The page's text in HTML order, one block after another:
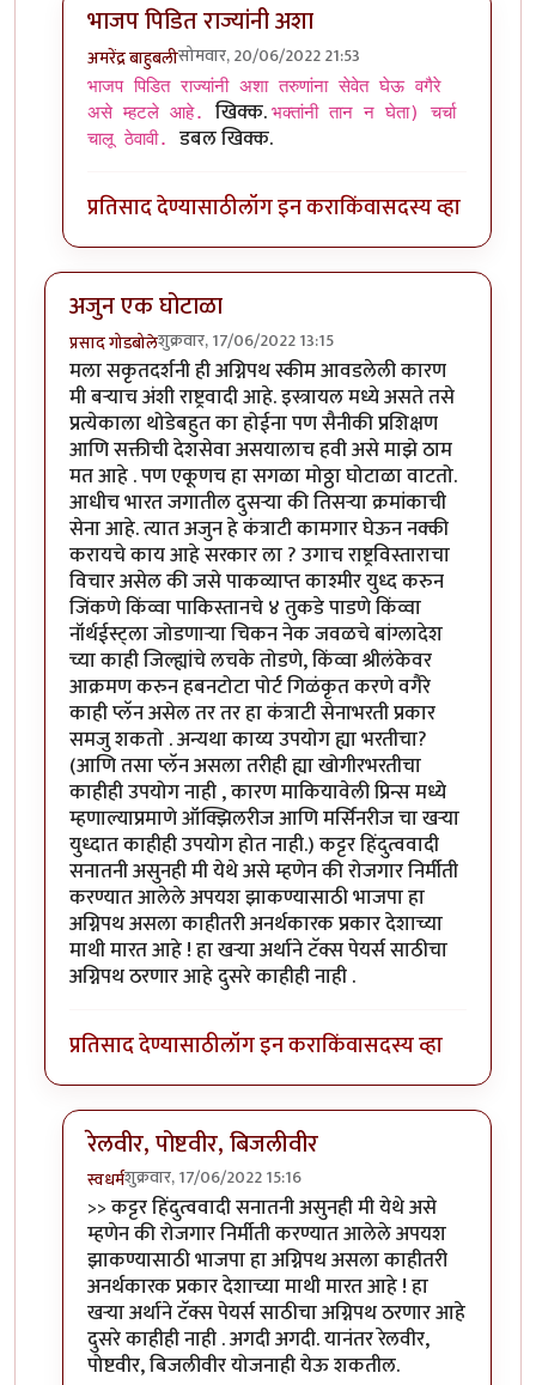
भाजप पिडित राज्यांनी अशा
अमरेंद्र बाहुबलीसोमवार, 20/06/2022 21:53
In reply to सरकारचं डोकं ठिकाणावर नाही.by
भाजप पिडित राज्यांनी अशा तरुणांना सेवेत घेऊ वगैरे
असे म्हटले आहे. खिक्क. भक्तांनी तान न घेता) चर्चा
चालू ठेवावी. डबल खिक्क.
प्रतिसाद देण्यासाठीलॉग इन कराकिंवासदस्य व्हा
अजुन एक घोटाळा
प्रसाद गोडबोलेशुक्रवार, 17/06/2022 13:15
मला सकृतदर्शनी ही अग्निपथ स्कीम आवडलेली कारण
मी बर्‍याच अंशी राष्ट्रवादी आहे. इस्त्रायल मध्ये असते तसे
प्रत्येकाला थोडेबहुत का होईना पण सैनीकी प्रशिक्षण
आणि सक्तीची देशसेवा असयालाच हवी असे माझे ठाम
मत आहे . पण एकूणच हा सगळा मोठ्ठा घोटाळा वाटतो.
आधीच भारत जगातील दुसर्‍या की तिसर्‍या क्रमांकाची
सेना आहे. त्यात अजुन हे कंत्राटी कामगार घेऊन नक्की
करायचे काय आहे सरकार ला ? उगाच राष्ट्रविस्ताराचा
विचार असेल की जसे पाकव्याप्त काश्मीर युध्द करुन
जिंकणे किंव्वा पाकिस्तानचे ४ तुकडे पाडणे किंव्वा
नॉर्थईस्ट्ला जोडणार्‍या चिकन नेक जवळचे बांग्लादेश
च्या काही जिल्ह्यांचे लचके तोडणे, किंव्वा श्रीलंकेवर
आक्रमण करुन हबनटोटा पोर्ट गिळंकृत करणे वगैरे
काही प्लॅन असेल तर तर हा कंत्राटी सेनाभरती प्रकार
समजु शकतो . अन्यथा काय्य उपयोग ह्या भरतीचा?
(आणि तसा प्लॅन असला तरीही ह्या खोगीरभरतीचा
काहीही उपयोग नाही , कारण माकियावेली प्रिन्स मध्ये
म्हणाल्याप्रमाणे ऑक्झिलरीज आणि मर्सिनरीज चा खर्‍या
युध्दात काहीही उपयोग होत नाही.) कट्टर हिंदुत्ववादी
सनातनी असुनही मी येथे असे म्हणेन की रोजगार निर्मीती
करण्यात आलेले अपयश झाकण्यासाठी भाजपा हा
अग्निपथ असला काहीतरी अनर्थकारक प्रकार देशाच्या
माथी मारत आहे ! हा खर्‍या अर्थाने टॅक्स पेयर्स साठीचा
अग्निपथ ठरणार आहे दुसरे काहीही नाही .
प्रतिसाद देण्यासाठीलॉग इन कराकिंवासदस्य व्हा
रेलवीर, पोष्टवीर, बिजलीवीर
स्वधर्मशुक्रवार, 17/06/2022 15:16
In reply toअजुन एक घोटाळाbyप्रसाद गोडबोले
>> कट्टर हिंदुत्ववादी सनातनी असुनही मी येथे असे
म्हणेन की रोजगार निर्मीती करण्यात आलेले अपयश
झाकण्यासाठी भाजपा हा अग्निपथ असला काहीतरी
अनर्थकारक प्रकार देशाच्या माथी मारत आहे ! हा
खर्‍या अर्थाने टॅक्स पेयर्स साठीचा अग्निपथ ठरणार आहे
दुसरे काहीही नाही . अगदी अगदी. यानंतर रेलवीर,
पोष्टवीर, बिजलीवीर योजनाही येऊ शकतील.